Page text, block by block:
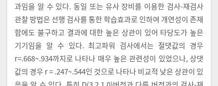
과임을 알 수 있다. 동일 또는 유사 장비를 이용한 검사-재검사
관찰 방법은 선행 검사를 통한 학습효과로 인하여 개연성이 존재
함에도 불구하고 결과에 대한 높은 상관이 있어 타당도가 높은
기기임을 알 수 있다. 최고파워 검사에서는 절댓값의 경우
r=.668~.934까지로 나타나 매우 높은 관련성이 있었으나, 상댓
값의 경우 r = .247~.544인 것으로 나타나 비교적 낮은 상관이 있